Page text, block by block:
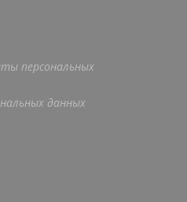
персональных
данных